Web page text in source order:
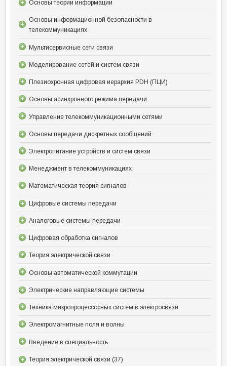
Основы теории информации
Основы информационной безопасности в
телекоммуникациях
Мультисервисные сети связи
Моделирование сетей и систем связи
Плезиохронная цифровая иерархия PDH (ПЦИ)
Основы асинхронного режима передачи
Управление телекоммуникационными сетями
Основы передачи дискретных сообщений
Электропитание устройств и систем связи
Менеджмент в телекоммуникациях
Математическая теория сигналов
Цифровые системы передачи
Аналоговые системы передачи
Цифровая обработка сигналов
Теория электрической связи
Основы автоматической коммутации
Электрические направляющие системы
Техника микропроцессорных систем в электросвязи
Электромагнитные поля и волны
Введение в специальность
Теория электрической связи (37)